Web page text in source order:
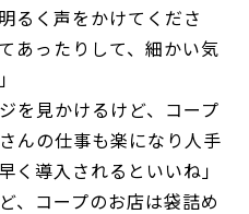
るく声をかけてくださ
あったりして、細かい気
を見かけるけど、コープ
んの仕事も楽になり人手
く導入されるといいね」
、コープのお店は袋詰め